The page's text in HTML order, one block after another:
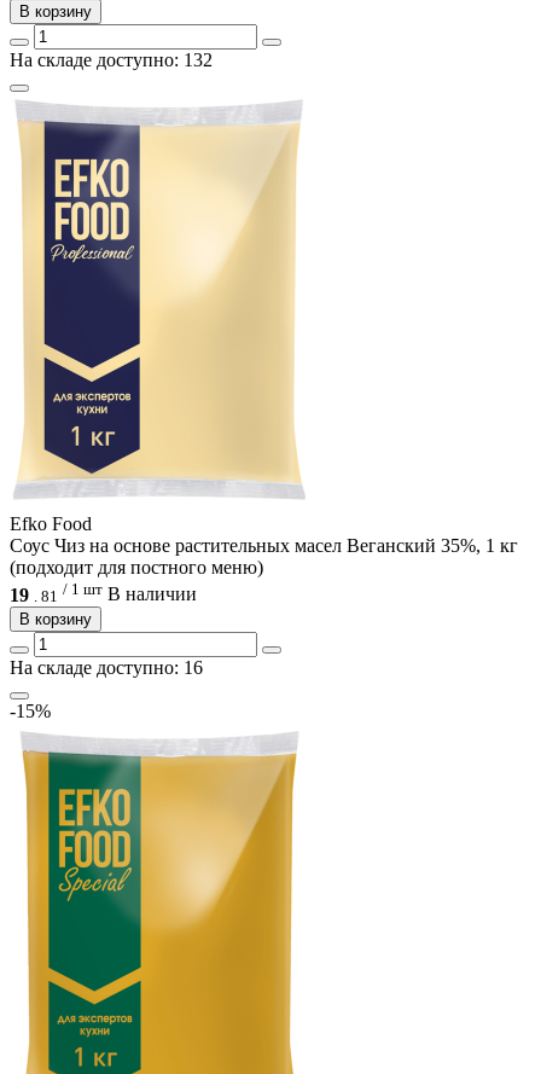
В корзину
На складе доступно: 132
Efko Food
Соус Чиз на основе растительных масел Веганский 35%, 1 кг
(подходит для постного меню)
19
81 / 1 шт В наличии
В корзину
На складе доступно: 16
-15%